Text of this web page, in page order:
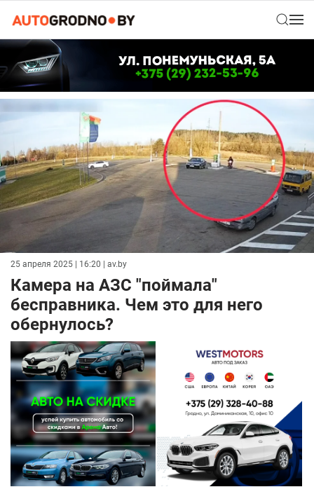
25 апреля 2025 | 16:20 | av.by
Камера на АЗС "поймала"
бесправника. Чем это для него
обернулось?